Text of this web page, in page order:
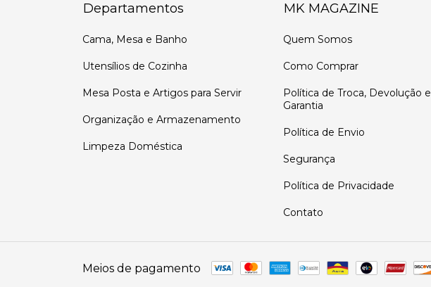
Departamentos
Cama, Mesa e Banho
Utensílios de Cozinha
Mesa Posta e Artigos para Servir
Organização e Armazenamento
Limpeza Doméstica
MK MAGAZINE
Quem Somos
Como Comprar
Política de Troca, Devolução e
Garantia
Política de Envio
Segurança
Política de Privacidade
Contato
Meios de pagamento